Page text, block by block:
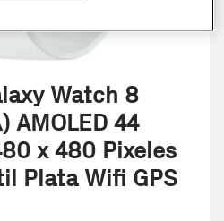
Watch 8
AMOLED 44
x 480 Pixeles
Plata Wifi GPS